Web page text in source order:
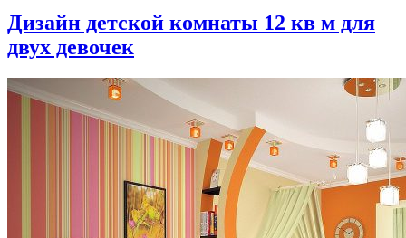
Дизайн детской комнаты 12 кв м для
двух девочек